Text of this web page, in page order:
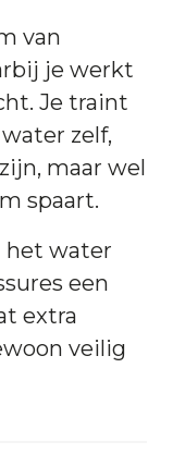
van
je werkt
Je traint
zelf,
maar wel
spaart.
het water
een
extra
veilig